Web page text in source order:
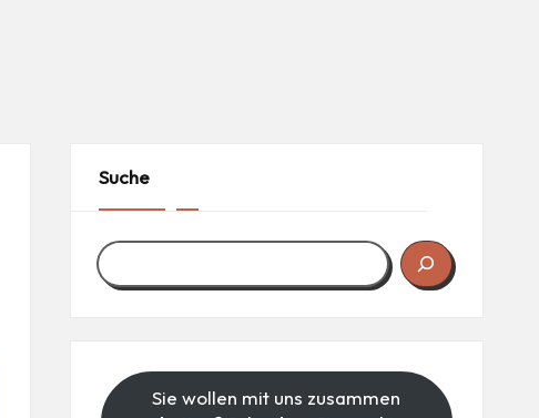
Suche
Sie wollen mit uns zusammen